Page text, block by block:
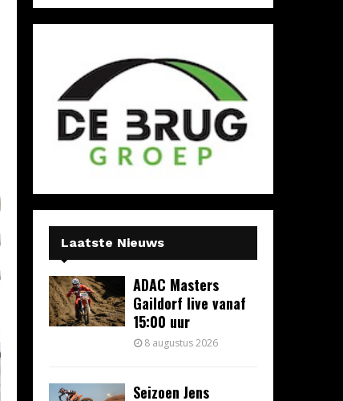
Laatste Nieuws
ADAC Masters
Gaildorf live vanaf
15:00 uur
8 augustus 2026
Seizoen Jens